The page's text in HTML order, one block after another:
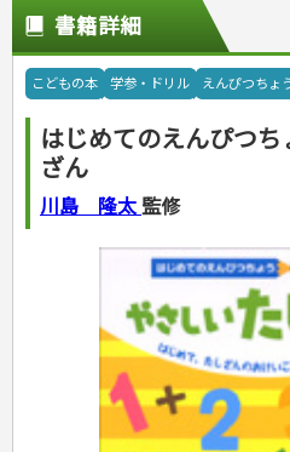
スポーツ
スポーツルール
野球
ゴルフ
ジュニアスポーツ
その他スポーツ
自然・アウトドア・ペット
アウトドア
犬・猫
園芸・野菜づくり
雑学
娯楽・ゲーム・占い
ナンプレ
ゲーム・マジック
家相・風水・占い
カルチャー・芸術・趣味
音楽・楽器
趣味・鑑賞・カメラ
絵画・デッサン
辞典
語学・旅行会話
運転免許
原付・二輪
普通免許
生活・暮らし
料理
料理・レシピ
各国料理
調理器具クッキング
お菓子・ケーキ・パン
飲み物・お酒
手芸・クラフト
ソーイング
インテリア・ハウジング
美容・ファッション
着物・着つけ
冠婚葬祭・手紙・ペン字
手紙・ペン字
妊娠・出産・育児
離乳食・幼児食・こどもレシ
健康と保育
家庭医学・健康
ツボ・マッサージ
家庭医学・病気
健康知識
栄養事典
看護・介護
看護一般
介護一般
保育・教育
パネルシアター
指導マニュアル
こどもの本
児童一般
おりがみ・あやとり
なぞなぞ・ゲーム
占い・心理ゲーム
のりもの・ずかん
読み物・絵本
音と光のでる絵本
学参・ドリル
夏休みドリル
総復習ドリル
学習・地図
自由研究・読書感想文
えんぴつちょう
就職活動
就職活動
就職試験
資格試験
英語検定・TOEIC
漢字検定・数学検定
簿記検定
看護・薬学
ケアマネジャー
介護・社会福祉士
保育士
司法書士・社労士
経営・経済・法律
マネー・株・資産
ビジネス・法律
簿記・経理・税金・保険
その他ビジネス
自己啓発
ビジネス読み物
国内・海外旅行
国外旅行
国内旅行
散歩・グルメ
地理・歴史
地理・地図
歴史
成美文庫
その他文庫
ダイアリー
ダイアリー
プラチナダイアリー プレス
書籍詳細
こどもの本 学参・ドリル えんぴつちょ
はじめてのえんぴつ
ざん
川島 隆太 監修